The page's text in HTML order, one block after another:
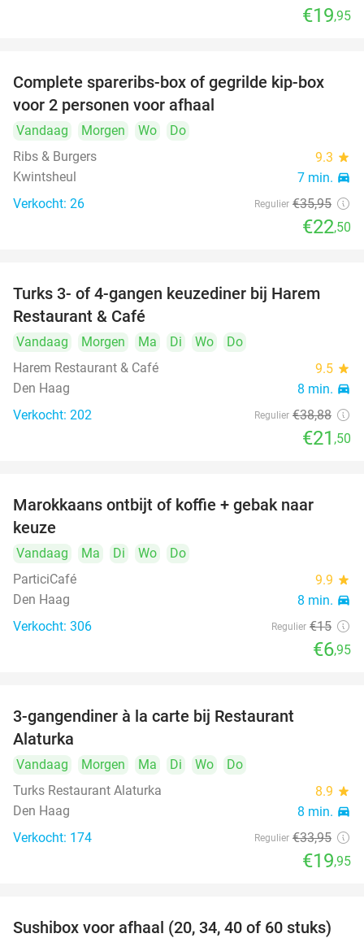
€19,95
37%
Complete spareribs-box of gegrilde kip-box
voor 2 personen voor afhaal
Vandaag Morgen Wo
Do
Ribs & Burgers
9.3 star
Kwintsheul 7 min. directions_car
Verkocht: 26 Regulier €35,95
€22,50
45%
Turks 3- of 4-gangen keuzediner bij Harem
Restaurant & Café
Vandaag Morgen Ma Di Wo
Do
Harem Restaurant & Café
9.5 star
Den Haag 8 min. directions_car
Verkocht: 202 Regulier €38,88
€21 ,50
Marokkaans ontbijt of koffie + gebak naar
keuze
Vandaag Ma Di Wo
Do
ParticiCafé
9.9 star
Den Haag 8 min. directions_car
Verkocht: 306 Regulier €15
€6,95
3-gangendiner à la carte bij Restaurant
Alaturka
Vandaag Morgen Ma Di Wo
Do
Turks Restaurant Alaturka
8.9 star
Den Haag 8 min. directions_car
Verkocht: 174 Regulier €33,95
€19,95
Sushibox voor afhaal (20, 34, 40 of 60 stuks)